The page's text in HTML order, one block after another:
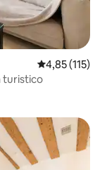
Vlerësimi
4,85 (115)
turistico